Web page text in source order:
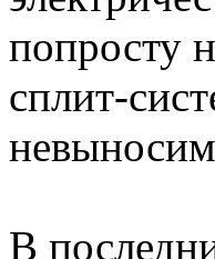
попросту
сплит-
В